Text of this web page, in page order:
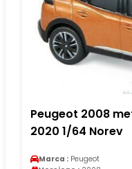
Peugeot 2008
2020 1/64 Norev
Marca : Peugeot